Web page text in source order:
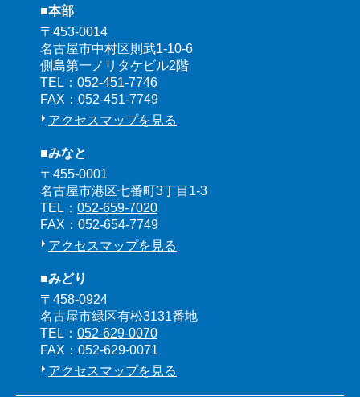
■本部
〒453-0014
名古屋市中村区則武1-10-6
側島第一ノリタケビル2階
TEL： 052-451-7746
FAX：052-451-7749
アクセスマップを見る
■みなと
〒455-0001
名古屋市港区七番町3丁目1-3
TEL： 052-659-7020
FAX：052-654-7749
アクセスマップを見る
■みどり
〒458-0924
名古屋市緑区有松3131番地
TEL： 052-629-0070
FAX：052-629-0071
アクセスマップを見る